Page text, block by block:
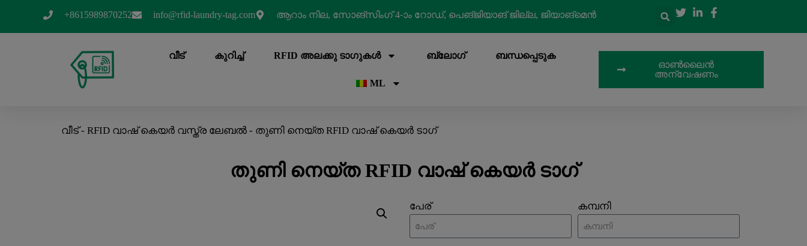
+8615989870252 info@rfid-laundry-tag.com ആറാം നില, സോങ്‌സിംഗ് 4-ാം റോഡ്, പെങ്‌ജിയാങ് ജില്ല, ജിയാങ്‌മെൻ
വീട് കുറിച്ച് RFID അലക്കു ടാഗുകൾ ബ്ലോഗ് ബന്ധപ്പെടുക
ML
ഓൺലൈൻ
അന്വേഷണം
വീട്- RFID വാഷ് കെയർ വസ്ത്ര ലേബൽ - തുണി നെയ്ത RFID വാഷ് കെയർ ടാഗ്
തുണി നെയ്ത RFID വാഷ് കെയർ ടാഗ്
പേര് കമ്പനി